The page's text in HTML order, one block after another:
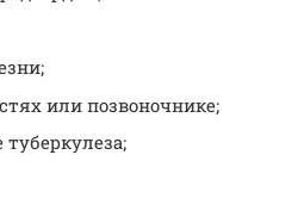
или позвоночнике;